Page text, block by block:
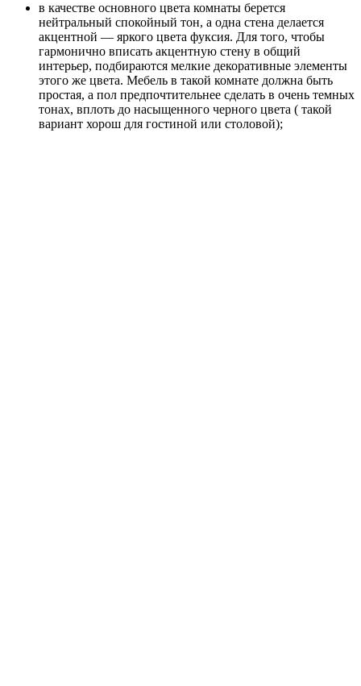
в качестве основного цвета комнаты берется
нейтральный спокойный тон, а одна стена делается
акцентной — яркого цвета фуксия. Для того, чтобы
гармонично вписать акцентную стену в общий
интерьер, подбираются мелкие декоративные элементы
этого же цвета. Мебель в такой комнате должна быть
простая, а пол предпочтительнее сделать в очень темных
тонах, вплоть до насыщенного черного цвета ( такой
вариант хорош для гостиной или столовой);